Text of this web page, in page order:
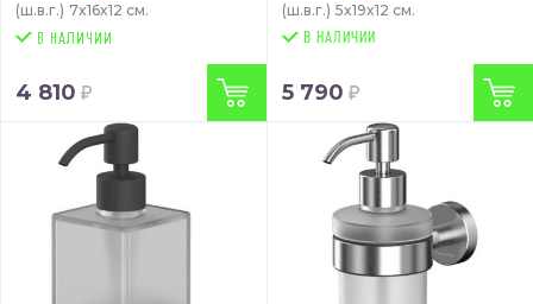
(ш.в.г.) 7x16x12 см.
4 810
(ш.в.г.) 5x19x12 см.
В НАЛИЧИИ
5 790